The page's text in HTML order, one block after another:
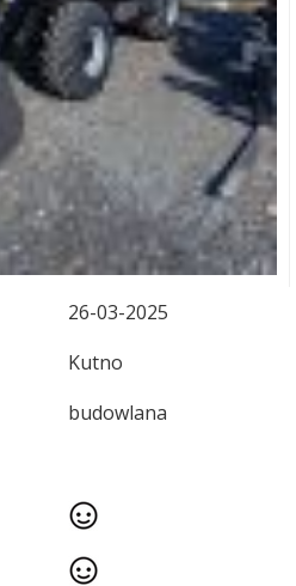
26-03-2025
Kutno
budowlana